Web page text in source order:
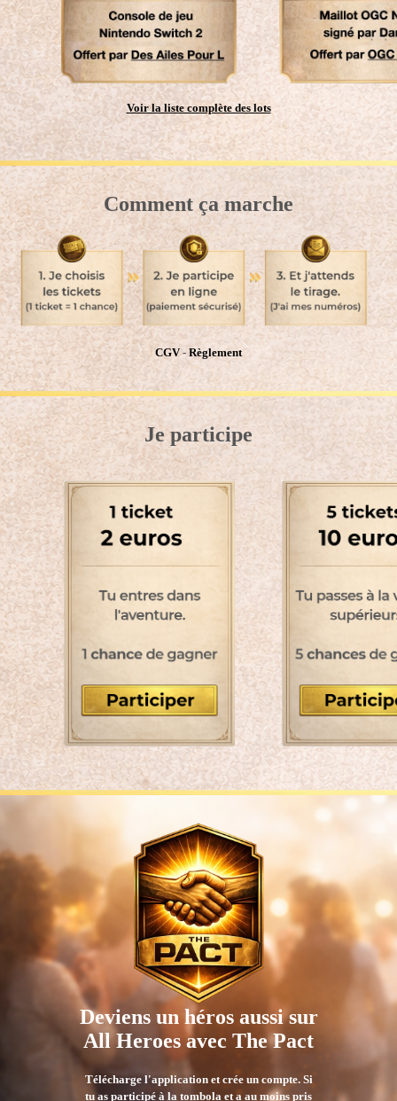
Click here Click here
Voir la liste complète des lots
Comment ça marche
CGV- Règlement
Je participe
Click here to buy a
Click here to
Deviens un héros aussi sur
All Heroes avec The Pact
Télécharge l'application et crée un compte. Si
tu as participé à la tombola et a au moins pris